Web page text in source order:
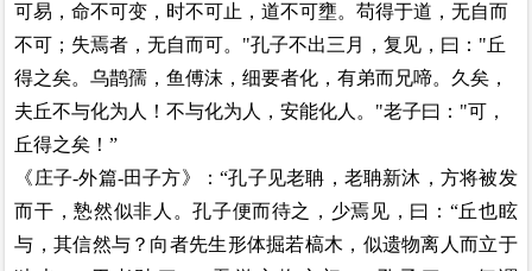
可易，命不可变，时不可止，道不可壅。苟得于道，无自而
不可；失焉者，无自而可。"孔子不出三月，复见，曰："丘
得之矣。乌鹊孺，鱼傅沫，细要者化，有弟而兄啼。久矣，
夫丘不与化为人！不与化为人，安能化人。"老子曰："可，
丘得之矣！”
《庄子-外篇-田子方》：“孔子见老聃，老聃新沐，方将被发
而干，慹然似非人。孔子便而待之，少焉见，曰：“丘也眩
与，其信然与？向者先生形体掘若槁木，似遗物离人而立于